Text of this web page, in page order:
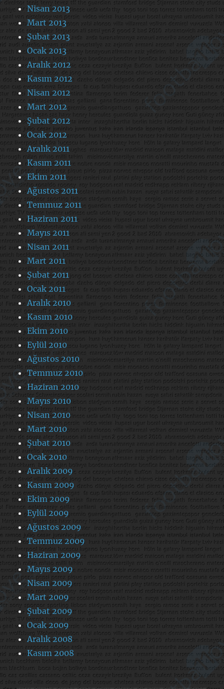
Nisan 2013
Mart 2013
Şubat 2013
Ocak 2013
Aralık 2012
Kasım 2012
Nisan 2012
Mart 2012
Şubat 2012
Ocak 2012
Aralık 2011
Kasım 2011
Ekim 2011
Ağustos 2011
Temmuz 2011
Haziran 2011
Mayıs 2011
Nisan 2011
Mart 2011
Şubat 2011
Ocak 2011
Aralık 2010
Kasım 2010
Ekim 2010
Eylül 2010
Ağustos 2010
Temmuz 2010
Haziran 2010
Mayıs 2010
Nisan 2010
Mart 2010
Şubat 2010
Ocak 2010
Aralık 2009
Kasım 2009
Ekim 2009
Eylül 2009
Ağustos 2009
Temmuz 2009
Haziran 2009
Mayıs 2009
Nisan 2009
Mart 2009
Şubat 2009
Ocak 2009
Aralık 2008
Kasım 2008